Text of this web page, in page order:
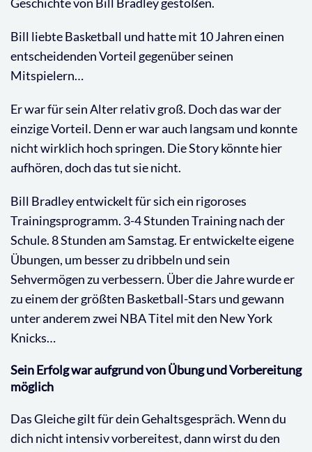
Bill liebte Basketball und hatte mit 10 Jahren einen
entscheidenden Vorteil gegenüber seinen
Mitspielern…
Er war für sein Alter relativ groß. Doch das war der
einzige Vorteil. Denn er war auch langsam und konnte
nicht wirklich hoch springen. Die Story könnte hier
aufhören, doch das tut sie nicht.
Bill Bradley entwickelt für sich ein rigoroses
Trainingsprogramm. 3-4 Stunden Training nach der
Schule. 8 Stunden am Samstag. Er entwickelte eigene
Übungen, um besser zu dribbeln und sein
Sehvermögen zu verbessern. Über die Jahre wurde er
zu einem der größten Basketball-Stars und gewann
unter anderem zwei NBA Titel mit den New York
Knicks…
Sein Erfolg war aufgrund von Übung und Vorbereitung
möglich
Das Gleiche gilt für dein Gehaltsgespräch. Wenn du
dich nicht intensiv vorbereitest, dann wirst du den